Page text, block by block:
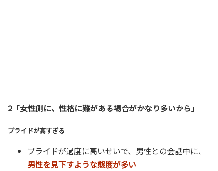
2「女性側に、性格に難がある場合がかなり多いから」
プライドが高すぎる
プライドが過度に高いせいで、男性との会話中に、
男性を見下すような態度が多い